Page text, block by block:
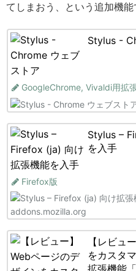
てしまおう、という追加機能
Stylus -
GoogleChrome, Vivaldi用拡
Stylus –
を入手
Firefox版
addons.mozilla.org
【レビュ
をカスタ